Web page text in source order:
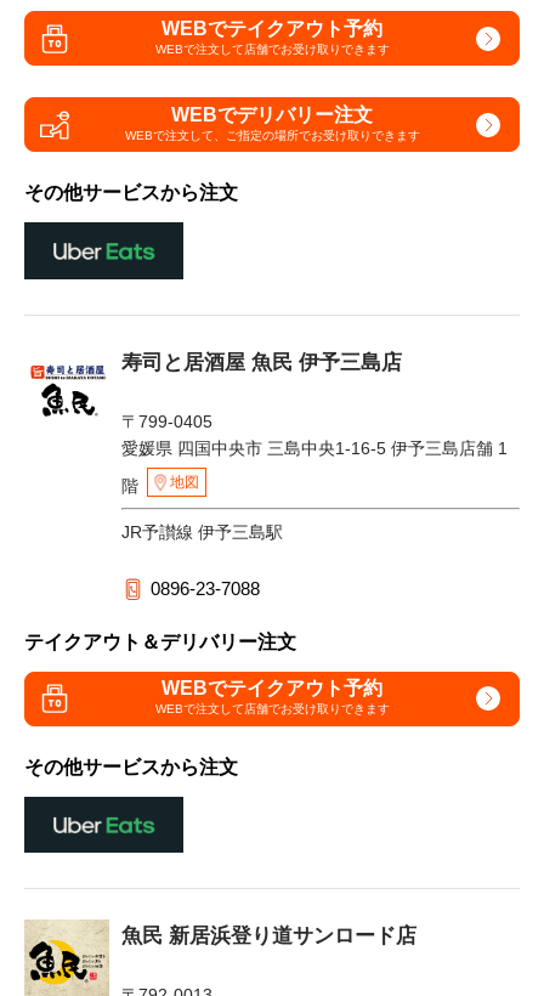
WEBでテイクアウト予約
WEBで注文して店舗でお受け取りできます
WEBでデリバリー注文
WEBで注文して、 ご指定の場所でお受け取りできます
その他サービスから注文
寿司と居酒屋 魚民 伊予三島店
〒799-0405
愛媛県 四国中央市 三島中央1-16-5 伊予三島店舗 1
階
地図
JR予讃線 伊予三島駅
0896-23-7088
テイクアウト＆デリバリー注文
WEBでテイクアウト予約
WEBで注文して店舗でお受け取りできます
その他サービスから注文
魚民 新居浜登り道サンロード店